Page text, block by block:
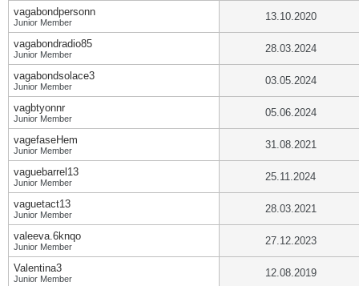
vagabondpersonn
Junior Member 13.10.2020
vagabondradio85
Junior Member 28.03.2024
vagabondsolace3
Junior Member 03.05.2024
vagbtyonnr
Junior Member 05.06.2024
vagefaseHem
Junior Member 31.08.2021
vaguebarrel13
Junior Member 25.11.2024
vaguetact13
Junior Member 28.03.2021
valeeva.6knqo
Junior Member 27.12.2023
Valentina3
Junior Member 12.08.2019